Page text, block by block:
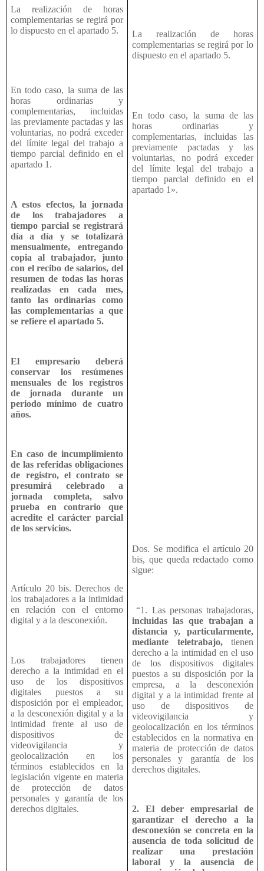
La realización de horas
complementarias se regirá por
lo dispuesto en el apartado 5.
En todo caso, la suma de las
horas ordinarias y
complementarias, incluidas
las previamente pactadas y las
voluntarias, no podrá exceder
del límite legal del trabajo a
tiempo parcial definido en el
apartado 1.
A estos efectos, la jornada
de los trabajadores a
tiempo parcial se registrará
día a día y se totalizará
mensualmente, entregando
copia al trabajador, junto
con el recibo de salarios, del
resumen de todas las horas
realizadas en cada mes,
tanto las ordinarias como
las complementarias a que
se refiere el apartado 5.
El empresario deberá
conservar los resúmenes
mensuales de los registros
de jornada durante un
periodo mínimo de cuatro
años.
En caso de incumplimiento
de las referidas obligaciones
de registro, el contrato se
presumirá celebrado a
jornada completa, salvo
prueba en contrario que
acredite el carácter parcial
de los servicios.
Artículo 20 bis. Derechos de
los trabajadores a la intimidad
en relación con el entorno
digital y a la desconexión.
Los trabajadores tienen
derecho a la intimidad en el
uso de los dispositivos
digitales puestos a su
disposición por el empleador,
a la desconexión digital y a la
intimidad frente al uso de
dispositivos de
videovigilancia y
geolocalización en los
términos establecidos en la
legislación vigente en materia
de protección de datos
personales y garantía de los
derechos digitales.
La realización de horas
complementarias se regirá por lo
dispuesto en el apartado 5.
En todo caso, la suma de las
horas ordinarias y
complementarias, incluidas las
previamente pactadas y las
voluntarias, no podrá exceder
del límite legal del trabajo a
tiempo parcial definido en el
apartado 1».
Dos. Se modifica el artículo 20
bis, que queda redactado como
sigue:
“1. Las personas trabajadoras,
incluidas las que trabajan a
distancia y, particularmente,
mediante teletrabajo,tienen
derecho a la intimidad en el uso
de los dispositivos digitales
puestos a su disposición por la
empresa, a la desconexión
digital y a la intimidad frente al
uso de dispositivos de
videovigilancia y
geolocalización en los términos
establecidos en la normativa en
materia de protección de datos
personales y garantía de los
derechos digitales.
2. El deber empresarial de
garantizar el derecho a la
desconexión se concreta en la
ausencia de toda solicitud de
realizar una prestación
laboral y la ausencia de